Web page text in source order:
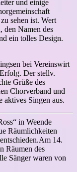
und einige
sehen ist. Wert
den Namen des
ein tolles Design.
bei Vereinswirt
Der stellv.
Grüße des
Chorverband und
aktives Singen aus.
in Weende
Räumlichkeiten
14.
Räumen des
Sänger waren von